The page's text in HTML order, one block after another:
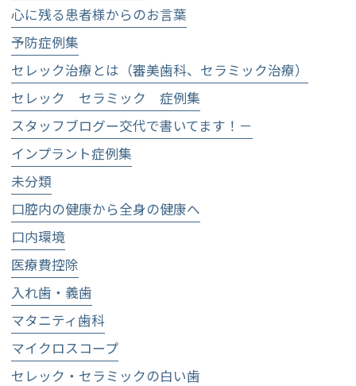
心に残る患者様からのお言葉
予防症例集
セレック治療とは（審美歯科、セラミック治療）
セレック セラミック 症例集
スタッフブログー交代で書いてます！－
インプラント症例集
未分類
口腔内の健康から全身の健康へ
口内環境
医療費控除
入れ歯・義歯
マタニティ歯科
マイクロスコープ
セレック・セラミックの白い歯